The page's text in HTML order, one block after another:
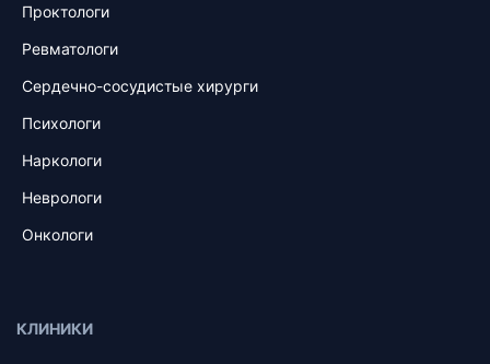
Проктологи
Ревматологи
Сердечно-сосудистые хирурги
Психологи
Наркологи
Неврологи
Онкологи
КЛИНИКИ